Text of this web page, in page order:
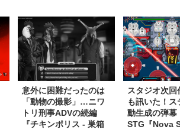
意外に困難だったのは
「動物の撮影」…ニワ
トリ刑事ADVの続編
『チキンポリス - 巣箱
スタジオ次回
も訊いた！ス
動生成の弾幕
STG『Nova